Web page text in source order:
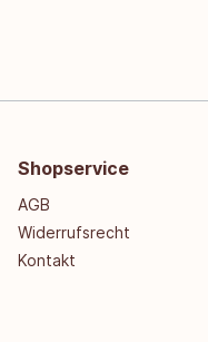
Shopservice
AGB
Widerrufsrecht
Kontakt